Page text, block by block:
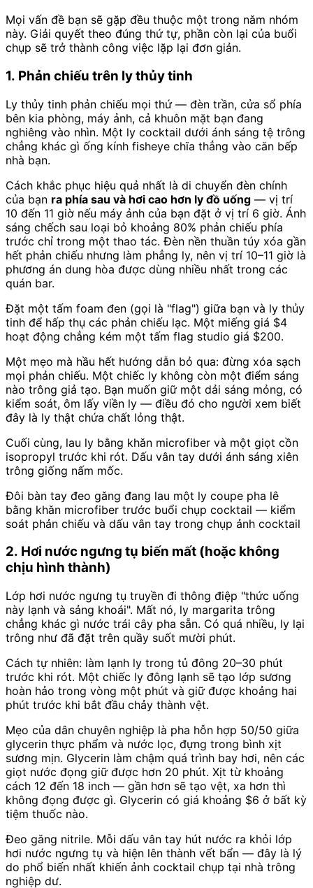
Mọi vấn đề bạn sẽ gặp đều thuộc một trong năm nhóm
này. Giải quyết theo đúng thứ tự, phần còn lại của buổi
chụp sẽ trở thành công việc lặp lại đơn giản.
1. Phản chiếu trên ly thủy tinh
Ly thủy tinh phản chiếu mọi thứ — đèn trần, cửa sổ phía
bên kia phòng, máy ảnh, cả khuôn mặt bạn đang
nghiêng vào nhìn. Một ly cocktail dưới ánh sáng tệ trông
chẳng khác gì ống kính fisheye chĩa thẳng vào căn bếp
nhà bạn.
Cách khắc phục hiệu quả nhất là di chuyển đèn chính
của bạn ra phía sau và hơi cao hơn ly đồ uống — vị trí
10 đến 11 giờ nếu máy ảnh của bạn đặt ở vị trí 6 giờ. Ánh
sáng chếch sau loại bỏ khoảng 80% phản chiếu phía
trước chỉ trong một thao tác. Đèn nền thuần túy xóa gần
hết phản chiếu nhưng làm phẳng ly, nên vị trí 10–11 giờ là
phương án dung hòa được dùng nhiều nhất trong các
quán bar.
Đặt một tấm foam đen (gọi là "flag") giữa bạn và ly thủy
tinh để hấp thụ các phản chiếu lạc. Một miếng giá $4
hoạt động chẳng kém một tấm flag studio giá $200.
Một mẹo mà hầu hết hướng dẫn bỏ qua: đừng xóa sạch
mọi phản chiếu. Một chiếc ly không còn một điểm sáng
nào trông giả tạo. Bạn muốn giữ một dải sáng mỏng, có
kiểm soát, ôm lấy viền ly — điều đó cho người xem biết
đây là ly thật chứa chất lỏng thật.
Cuối cùng, lau ly bằng khăn microfiber và một giọt cồn
isopropyl trước khi rót. Dấu vân tay dưới ánh sáng xiên
trông giống nấm mốc.
Đôi bàn tay đeo găng đang lau một ly coupe pha lê
bằng khăn microfiber trước buổi chụp cocktail — kiểm
soát phản chiếu và dấu vân tay trong chụp ảnh cocktail
2. Hơi nước ngưng tụ biến mất (hoặc không
chịu hình thành)
Lớp hơi nước ngưng tụ truyền đi thông điệp "thức uống
này lạnh và sảng khoái". Mất nó, ly margarita trông
chẳng khác gì nước trái cây pha sẵn. Có quá nhiều, ly lại
trông như đã đặt trên quầy suốt mười phút.
Cách tự nhiên: làm lạnh ly trong tủ đông 20–30 phút
trước khi rót. Một chiếc ly đông lạnh sẽ tạo lớp sương
hoàn hảo trong vòng một phút và giữ được khoảng hai
phút trước khi bắt đầu chảy thành vệt.
Mẹo của dân chuyên nghiệp là pha hỗn hợp 50/50 giữa
glycerin thực phẩm và nước lọc, đựng trong bình xịt
sương mịn. Glycerin làm chậm quá trình bay hơi, nên các
giọt nước đọng giữ được hơn 20 phút. Xịt từ khoảng
cách 12 đến 18 inch — gần hơn sẽ tạo vệt, xa hơn thì
không đọng được gì. Glycerin có giá khoảng $6 ở bất kỳ
tiệm thuốc nào.
Đeo găng nitrile. Mỗi dấu vân tay hút nước ra khỏi lớp
hơi nước ngưng tụ và hiện lên thành vết bẩn — đây là lý
do phổ biến nhất khiến ảnh cocktail chụp tại nhà trông
nghiệp dư.